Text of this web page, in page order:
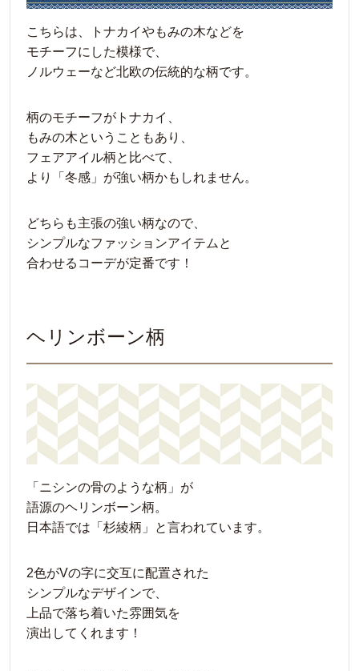
こちらは、トナカイやもみの木などを
モチーフにした模様で、
ノルウェーなど北欧の伝統的な柄です。
柄のモチーフがトナカイ、
もみの木ということもあり、
フェアアイル柄と比べて、
より「冬感」が強い柄かもしれません。
どちらも主張の強い柄なので、
シンプルなファッションアイテムと
合わせるコーデが定番です！
ヘリンボーン柄
「ニシンの骨のような柄」が
語源のヘリンボーン柄。
日本語では「杉綾柄」と言われています。
2色がVの字に交互に配置された
シンプルなデザインで、
上品で落ち着いた雰囲気を
演出してくれます！